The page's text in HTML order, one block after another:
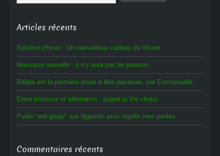
Articles récents
Solstice d’hiver : Un merveilleux cadeau du Vivant
Mauvaise nouvelle : il n’y aura pas de poussin…
Balata est la première poule à être parrainée, par Emmanuelle.
Entre tristesse et admiration : quand la Vie choisi.
Purée “anti-gaspi” aux légumes pour régaler mes poules
Commentaires récents